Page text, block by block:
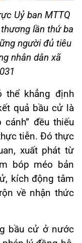
Uỷ ban MTTQ
lần thứ ba
người đủ tiêu
nhân dân xã
thể khẳng định
quả bầu cử là
cánh” đều thiếu
tiễn. Đó thực
xuất phát từ
bóp méo bản
kích động tâm
về nhận thức
bầu cử ở nước